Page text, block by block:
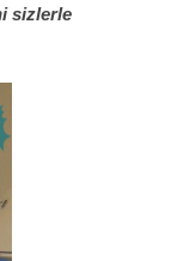
sizlerle